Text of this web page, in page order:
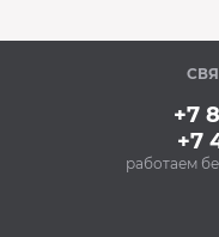
+7
+7
работаем